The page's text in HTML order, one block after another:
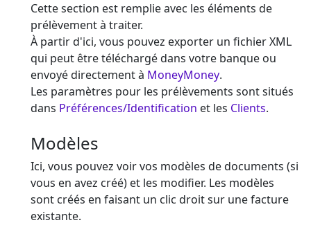
Cette section est remplie avec les éléments de
prélèvement à traiter.
À partir d'ici, vous pouvez exporter un fichier XML
qui peut être téléchargé dans votre banque ou
envoyé directement à MoneyMoney.
Les paramètres pour les prélèvements sont situés
dans Préférences/Identification et les Clients.
Modèles
Ici, vous pouvez voir vos modèles de documents (si
vous en avez créé) et les modifier. Les modèles
sont créés en faisant un clic droit sur une facture
existante.